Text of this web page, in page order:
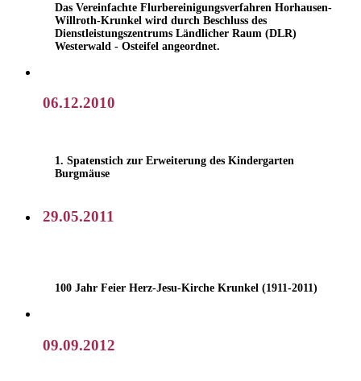
Das Vereinfachte Flurbereinigungsverfahren Horhausen-
Willroth-Krunkel wird durch Beschluss des
Dienstleistungszentrums Ländlicher Raum (DLR)
Westerwald - Osteifel angeordnet.
06.12.2010
1. Spatenstich zur Erweiterung des Kindergarten
Burgmäuse
29.05.2011
100 Jahr Feier Herz-Jesu-Kirche Krunkel (1911-2011)
09.09.2012